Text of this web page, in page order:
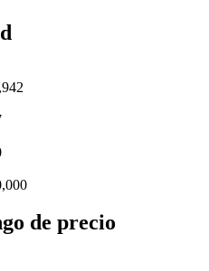
de precio